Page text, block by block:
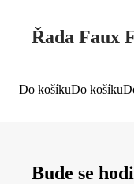
Řada Faux
Do košíkuDo košíku
Bude se